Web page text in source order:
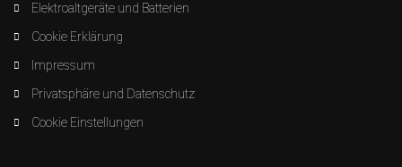
Elektroaltgeräte und Batterien
Cookie Erklärung
Impressum
Privatsphäre und Datenschutz
Cookie Einstellungen